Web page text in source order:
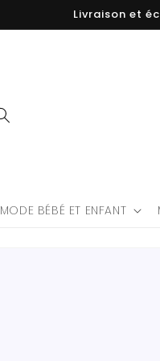
Livraison et
MODE BÉBÉ ET ENFANT